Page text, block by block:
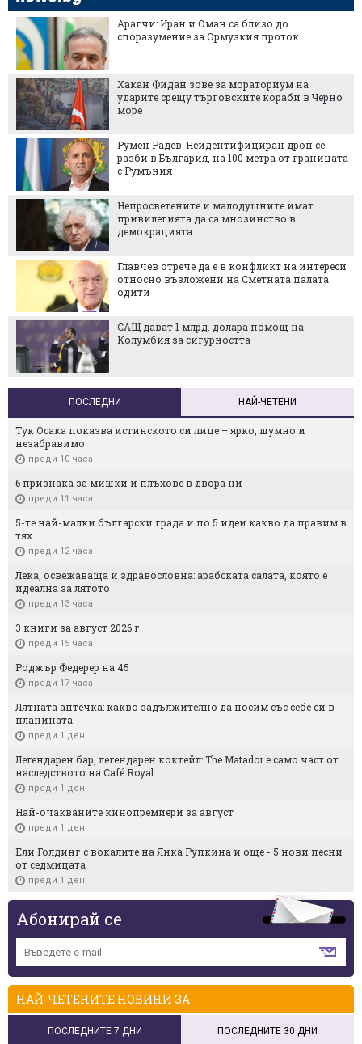
Арагчи: Иран и Оман са близо до
споразумение за Ормузкия проток
Хакан Фидан зове за мораториум на
ударите срещу търговските кораби в Черно
море
Румен Радев: Неидентифициран дрон се
разби в България, на 100 метра от границата
с Румъния
Непросветените и малодушните имат
привилегията да са мнозинство в
демокрацията
Главчев отрече да е в конфликт на интереси
относно възложени на Сметната палата
одити
САЩ дават 1 млрд. долара помощ на
Колумбия за сигурността
ПОСЛЕДНИ НАЙ-ЧЕТЕНИ
Тук Осака показва истинското си лице – ярко, шумно и
незабравимо
преди 10 часа
6 признака за мишки и плъхове в двора ни
преди 11 часа
5-те най-малки български градa и по 5 идеи какво да правим в
тях
преди 12 часа
Лека, освежаваща и здравословна: арабската салата, която е
идеална за лятото
преди 13 часа
3 книги за август 2026 г.
преди 15 часа
Роджър Федерер на 45
преди 17 часа
Лятната аптечка: какво задължително да носим със себе си в
планината
преди 1 ден
Легендарен бар, легендарен коктейл: The Matador е само част от
наследството на Café Royal
преди 1 ден
Най-очакваните кинопремиери за август
преди 1 ден
Ели Голдинг с вокалите на Янка Рупкина и още - 5 нови песни
от седмицата
преди 1 ден
Абонирай се
НАЙ-ЧЕТЕНИТЕ НОВИНИ ЗА
ПОСЛЕДНИТЕ 7 ДНИ ПОСЛЕДНИТЕ 30 ДНИ